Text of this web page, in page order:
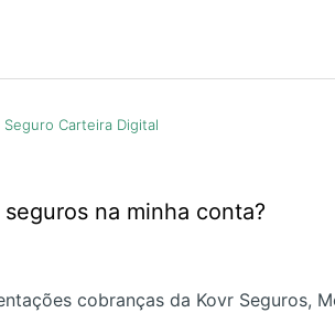
Seguro Carteira Digital
na minha conta?
cobranças da Kovr Seguros,